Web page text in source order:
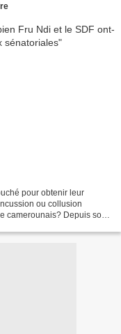
pour obtenir leur
ou collusion
camerounais? Depuis son